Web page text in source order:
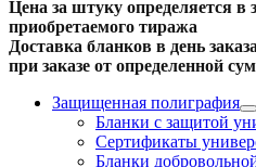
Цена за штуку определяется в
приобретаемого тиража
Доставка бланков в день
при заказе от определенной
Защищенная полиграфия
Бланки с защитой
Сертификаты
Бланки